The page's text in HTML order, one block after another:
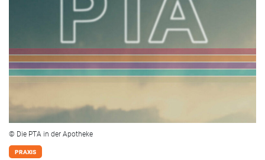
© Die PTA in der Apotheke
PRAXIS